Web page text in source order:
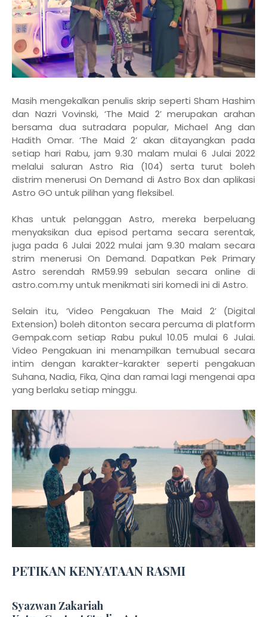
Masih mengekalkan penulis skrip seperti Sham Hashim
dan Nazri Vovinski, ‘The Maid 2’ merupakan arahan
bersama dua sutradara popular, Michael Ang dan
Hadith Omar. ‘The Maid 2’ akan ditayangkan pada
setiap hari Rabu, jam 9.30 malam mulai 6 Julai 2022
melalui saluran Astro Ria (104) serta turut boleh
distrim menerusi On Demand di Astro Box dan aplikasi
Astro GO untuk pilihan yang fleksibel.
Khas untuk pelanggan Astro, mereka berpeluang
menyaksikan dua episod pertama secara serentak,
juga pada 6 Julai 2022 mulai jam 9.30 malam secara
strim menerusi On Demand. Dapatkan Pek Primary
Astro serendah RM59.99 sebulan secara online di
astro.com.my untuk menikmati siri komedi ini di Astro.
Selain itu, ‘Video Pengakuan The Maid 2’ (Digital
Extension) boleh ditonton secara percuma di platform
Gempak.com setiap Rabu pukul 10.05 mulai 6 Julai.
Video Pengakuan ini menampilkan temubual secara
intim dengan karakter-karakter seperti pengakuan
Suhana, Nadia, Fika, Qina dan ramai lagi mengenai apa
yang berlaku setiap minggu.
PETIKAN KENYATAAN RASMI
Syazwan Zakariah